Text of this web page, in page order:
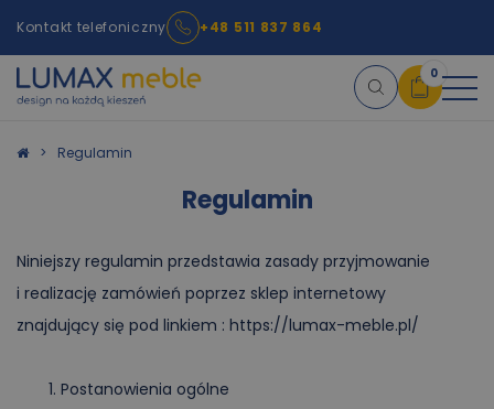
Kontakt telefoniczny +48 511 837 864
0
Koszyk
Regulamin
Regulamin
Niniejszy regulamin przedstawia zasady przyjmowanie
i realizację zamówień poprzez sklep internetowy
znajdujący się pod linkiem : https://lumax-meble.pl/
Postanowienia ogólne